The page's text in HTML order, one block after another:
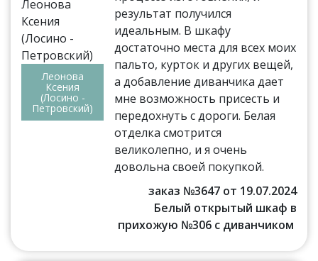
Леонова
Ксения
(Лосино -
Петровский)
результат получился
идеальным. В шкафу
достаточно места для всех моих
пальто, курток и других вещей,
а добавление диванчика дает
мне возможность присесть и
передохнуть с дороги. Белая
отделка смотрится
великолепно, и я очень
довольна своей покупкой.
заказ №3647 от 19.07.2024
Белый открытый шкаф в
прихожую №306 с диванчиком